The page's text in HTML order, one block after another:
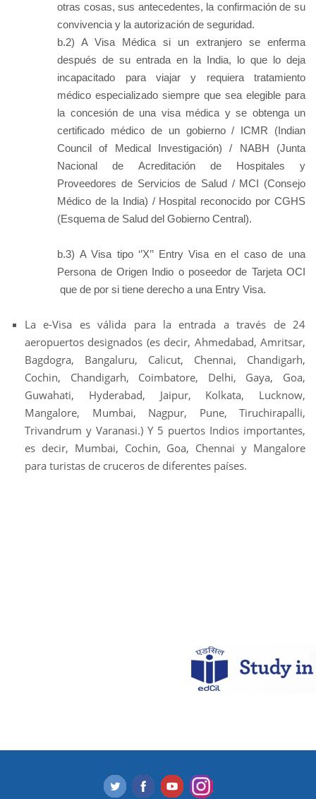
otras cosas, sus antecedentes, la confirmación de su
convivencia y la autorización de seguridad.
b.2) A Visa Médica si un extranjero se enferma
después de su entrada en la India, lo que lo deja
incapacitado para viajar y requiera tratamiento
médico especializado siempre que sea elegible para
la concesión de una visa médica y se obtenga un
certificado médico de un gobierno / ICMR (Indian
Council of Medical Investigación) / NABH (Junta
Nacional de Acreditación de Hospitales y
Proveedores de Servicios de Salud / MCI (Consejo
Médico de la India) / Hospital reconocido por CGHS
(Esquema de Salud del Gobierno Central).
b.3) A Visa tipo ‘’X’’ Entry Visa en el caso de una
Persona de Origen Indio o poseedor de Tarjeta OCI
que de por si tiene derecho a una Entry Visa.
La e-Visa es válida para la entrada a través de 24
aeropuertos designados (es decir, Ahmedabad, Amritsar,
Bagdogra, Bangaluru, Calicut, Chennai, Chandigarh,
Cochin, Chandigarh, Coimbatore, Delhi, Gaya, Goa,
Guwahati, Hyderabad, Jaipur, Kolkata, Lucknow,
Mangalore, Mumbai, Nagpur, Pune, Tiruchirapalli,
Trivandrum y Varanasi.) Y 5 puertos Indios importantes,
es decir, Mumbai, Cochin, Goa, Chennai y Mangalore
para turistas de cruceros de diferentes países.